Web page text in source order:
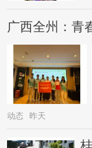
广西全州：青
动态 昨天